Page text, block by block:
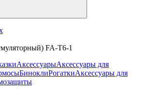
FA-T6-1
АксессуарыАксессуары для
БиноклиРогаткиАксессуары для